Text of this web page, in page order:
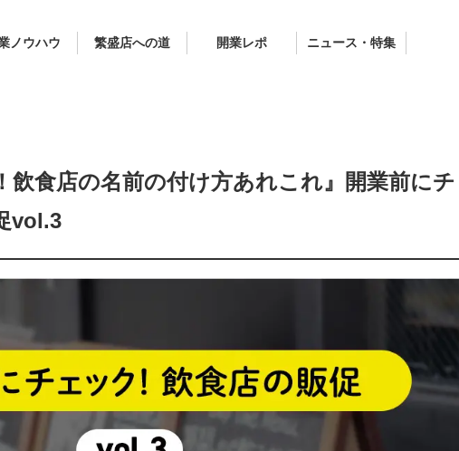
ノウハウ 繁盛店への道 開業レポ ニュース・特集
飲食店の名前の付け方あれこれ』開業前にチ
vol.3